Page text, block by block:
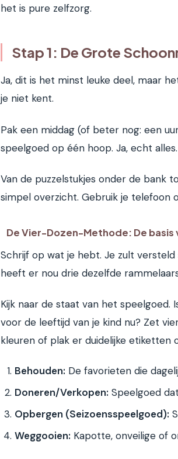
het is pure zelfzorg.
Stap 1: De Grote
Ja, dit is het minst leuke deel, maar
je niet kent.
Pak een middag (of beter nog: een
speelgoed op één hoop. Ja, echt alles.
Van de puzzelstukjes onder de bank
simpel overzicht. Gebruik je telefoon
De Vier-Dozen-Methode: De basis
Schrijf op wat je hebt. Je zult
heeft er nou drie dezelfde
Kijk naar de staat van het speelgoed.
voor de leeftijd van je kind nu? Zet
kleuren of plak er duidelijke etiketten
Behouden: De favorieten die
Doneren/Verkopen: Speelgoed
Opbergen (Seizoensspeelgoed):
Weggooien: Kapotte, onveilige of